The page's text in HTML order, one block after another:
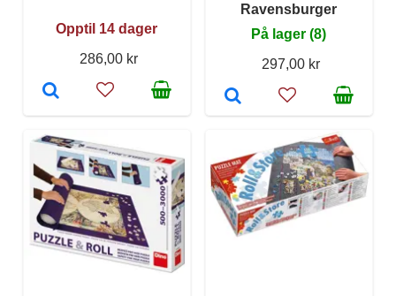
Opptil 14 dager
286,00 kr
Ravensburger
På lager (8)
297,00 kr